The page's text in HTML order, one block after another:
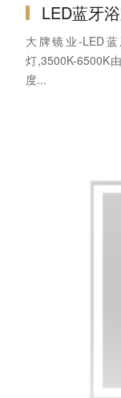
LED蓝牙
大牌镜业-LED
灯,3500K-6500K
度...